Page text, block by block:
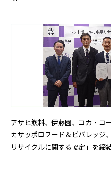
アサヒ飲料、伊藤園、コカ・コ
カサッポロフード＆ビバレッジ
リサイクルに関する協定」を締